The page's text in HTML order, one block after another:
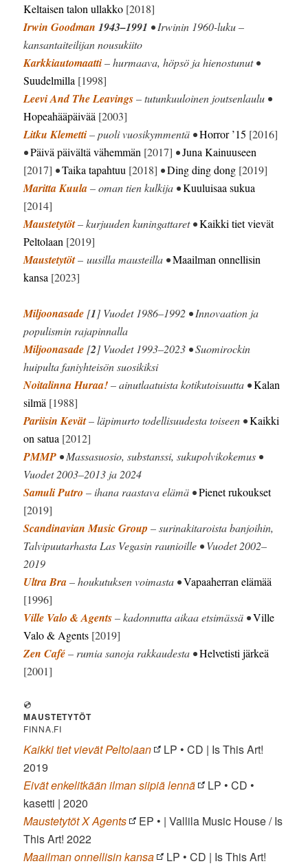
Keltaisen talon ullakko [2018]
Irwin Goodman 1943–1991 • Irwinin 1960-luku –
kansantaiteilijan nousukiito
Karkkiautomaatti– hurmaava, höpsö ja hienostunut •
Suudelmilla [1998]
Leevi And The Leavings– tutunkuuloinen joutsenlaulu •
Hopeahääpäivää [2003]
Litku Klemetti– puoli vuosikymmentä •Horror ’15 [2016]
•Päivä päivältä vähemmän [2017] •Juna Kainuuseen
[2017] •Taika tapahtuu [2018] •Ding ding dong [2019]
Maritta Kuula– oman tien kulkija •Kuuluisaa sukua
[2014]
Maustetytöt– kurjuuden kuningattaret •Kaikki tiet vievät
Peltolaan [2019]
Maustetytöt– uusilla mausteilla •Maailman onnellisin
kansa [2023]
Miljoonasade [1] Vuodet 1986–1992 • Innovaation ja
populismin rajapinnalla
Miljoonasade [2] Vuodet 1993–2023 • Suomirockin
huipulta faniyhteisön suosikiksi
Noitalinna Huraa!– ainutlaatuista kotikutoisuutta •Kalan
silmä [1988]
Pariisin Kevät– läpimurto todellisuudesta toiseen •Kaikki
on satua [2012]
PMMP • Massasuosio, substanssi, sukupolvikokemus •
Vuodet 2003–2013 ja 2024
Samuli Putro – ihana raastava elämä •Pienet rukoukset
[2019]
Scandinavian Music Group – surinakitaroista banjoihin,
Talvipuutarhasta Las Vegasin raunioille • Vuodet 2002–
2019
Ultra Bra– houkutuksen voimasta •Vapaaherran elämää
[1996]
Ville Valo & Agents– kadonnutta aikaa etsimässä •Ville
Valo & Agents [2019]
Zen Café– rumia sanoja rakkaudesta •Helvetisti järkeä
[2001]
💿
MAUSTETYTÖT
FINNA.FI
Kaikki tiet vievät Peltolaan
LP • CD | Is This Art!
2019
Eivät enkelitkään ilman siipiä lennä
LP • CD •
kasetti | 2020
Maustetytöt X Agents
EP • | Vallila Music House / Is
This Art! 2022
Maailman onnellisin kansa
LP • CD | Is This Art!